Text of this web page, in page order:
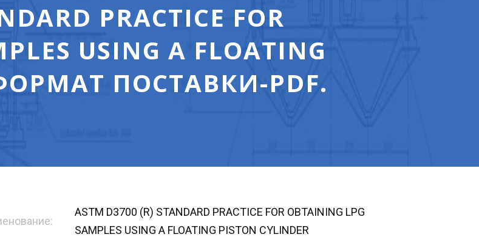
PRACTICE FOR
USING A FLOATING
ФОРМАТ ПОСТАВКИ-PDF.
ASTM D3700 (R) STANDARD PRACTICE FOR OBTAINING LPG
SAMPLES USING A FLOATING PISTON CYLINDER